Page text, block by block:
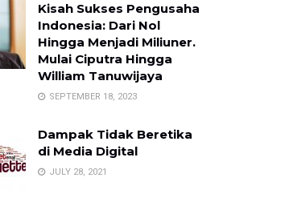
Kisah Sukses Pengusaha
Indonesia: Dari Nol
Hingga Menjadi Miliuner.
Mulai Ciputra Hingga
William Tanuwijaya
SEPTEMBER 18, 2023
Dampak Tidak Beretika
di Media Digital
JULY 28, 2021